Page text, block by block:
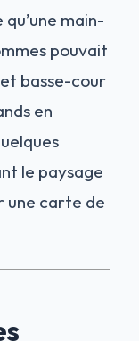
main-
pouvait
basse-cour
en
le paysage
une carte de